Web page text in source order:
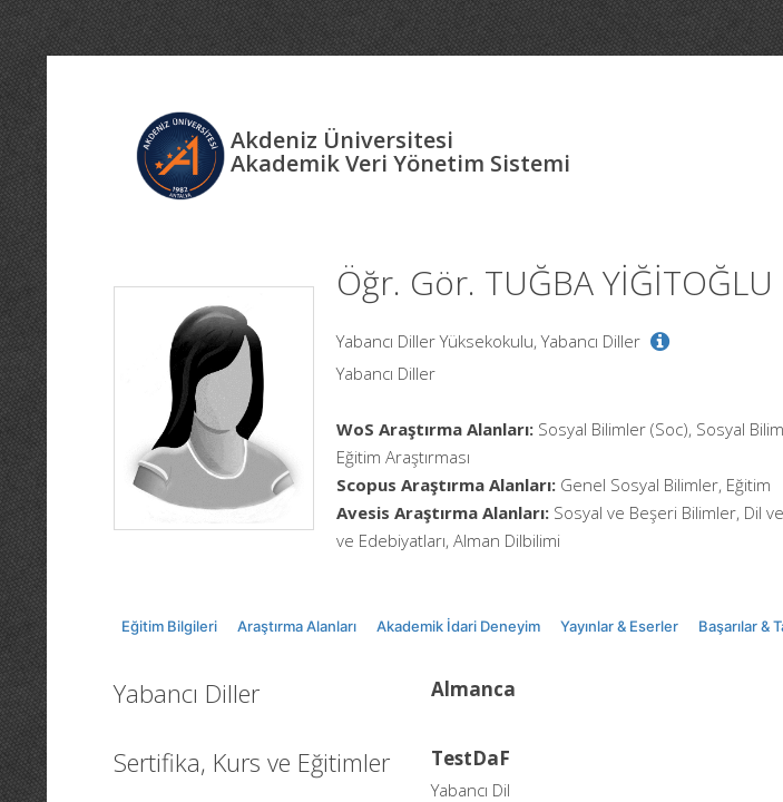
Akdeniz Üniversitesi
Akademik Veri Yönetim Sistemi
Öğr. Gör. TUĞBA YİĞİTOĞLU
Yabancı Diller Yüksekokulu, Yabancı Diller
Yabancı Diller
WoS Araştırma Alanları: Sosyal Bilimler (Soc), Sosyal
Eğitim Araştırması
Scopus Araştırma Alanları: Genel Sosyal Bilimler, Eğitim
Avesis Araştırma Alanları: Sosyal ve Beşeri Bilimler, Dil
ve Edebiyatları, Alman Dilbilimi
Eğitim Bilgileri Araştırma Alanları Akademik İdari Deneyim Yayınlar & Eserler Başarılar &
Yabancı Diller Almanca
Sertifika, Kurs ve Eğitimler TestDaF
Yabancı Dil